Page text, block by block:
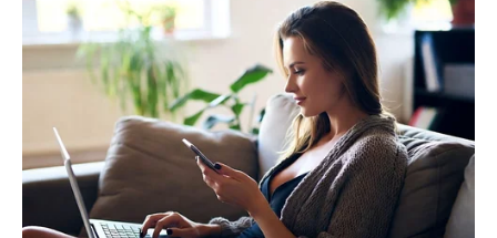
uporan i dosledan. Razgovor, ponuda ili priznanje mogu
vam vratiti veru u sebe i u ono što radite. Ovo nije vreme
za nagle poteze, već za mudre odluke koje se donose
smireno, jer svaki korak sada ima dugoročnu težinu.
Na ličnom nivou prolazite kroz tiho, ali snažno buđenje.
Jasnije osećate gde pripadate, a gde više ne želite da
budete. Prvi dani februara donose vam snagu da